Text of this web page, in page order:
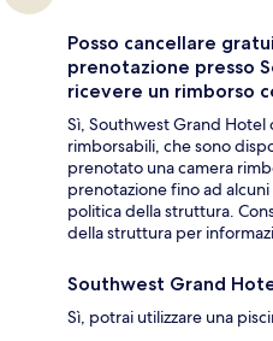
Posso cancellare
prenotazione presso
ricevere un rimborso
Sì, Southwest Grand
rimborsabili, che sono
prenotato una camera
prenotazione fino ad
politica della struttura.
della struttura per
Southwest Grand
Sì, potrai utilizzare una